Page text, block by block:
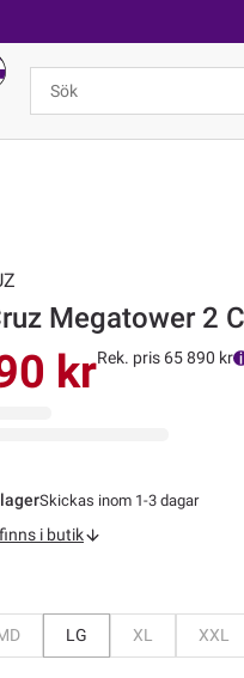
Megatower 2
krRek. pris 65 890 kr
Skickas inom 1-3 dagar
i butik
LG XL XXL